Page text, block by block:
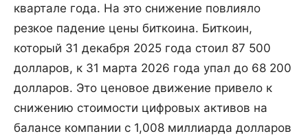
квартале года. На это снижение повлияло
резкое падение цены биткоина. Биткоин,
который 31 декабря 2025 года стоил 87 500
долларов, к 31 марта 2026 года упал до 68 200
долларов. Это ценовое движение привело к
снижению стоимости цифровых активов на
балансе компании с 1,008 миллиарда долларов